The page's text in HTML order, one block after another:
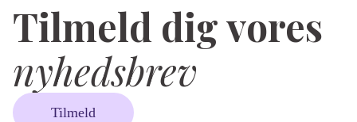
Tilmeld dig vores
nyhedsbrev
Tilmeld